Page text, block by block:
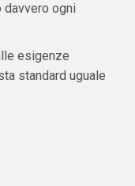
ogni
esigenze
standard uguale